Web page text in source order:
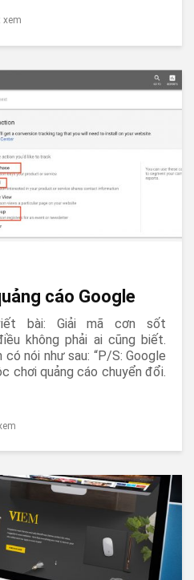
xem
cáo Google
bài: Giải mã cơn sốt
không phải ai cũng biết.
nói như sau: “P/S: Google
chơi quảng cáo chuyển đổi.